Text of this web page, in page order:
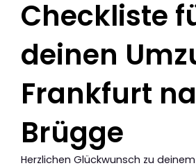
Checkliste
deinen
Frankfurt
Brügge
Herzlichen Glückwunsch zu